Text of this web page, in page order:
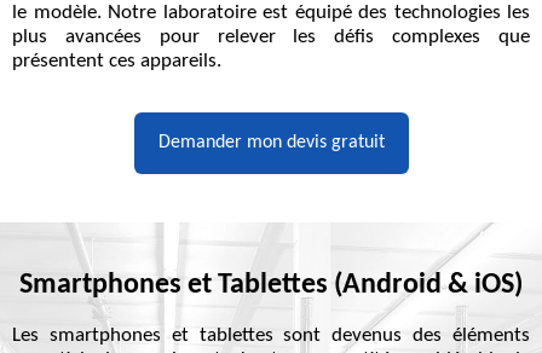
le modèle. Notre laboratoire est équipé des technologies les
plus avancées pour relever les défis complexes que
présentent ces appareils.
Demander mon devis gratuit
Smartphones et Tablettes (Android & iOS)
Les smartphones et tablettes sont devenus des éléments